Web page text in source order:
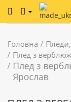
Головна
Плед з
Плед з
Ярослав